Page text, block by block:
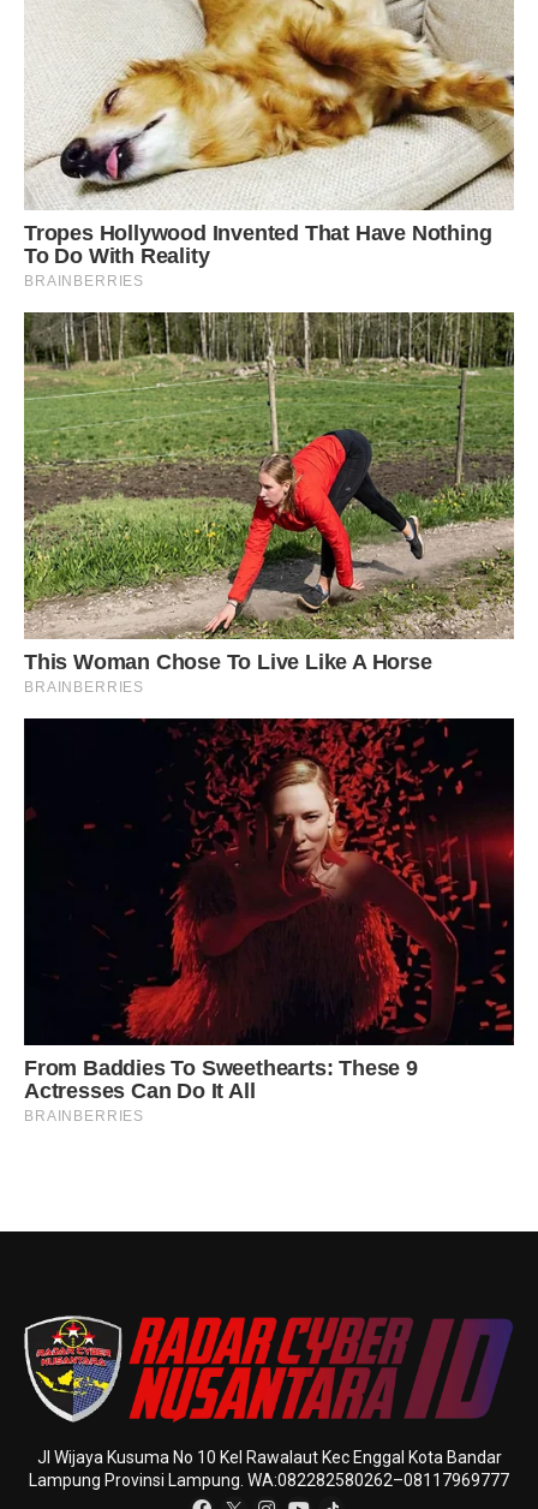
Jl Wijaya Kusuma No 10 Kel Rawalaut Kec Enggal Kota Bandar
Lampung Provinsi Lampung. WA:082282580262–08117969777